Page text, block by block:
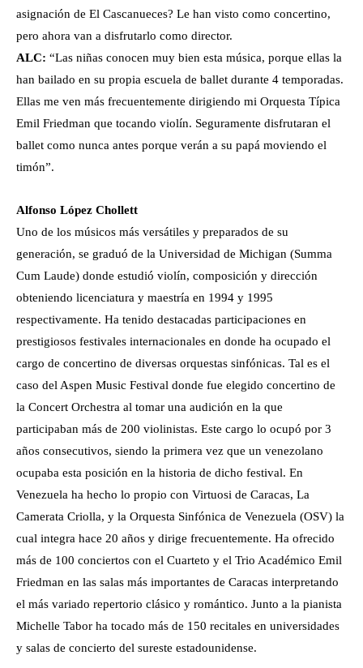
asignación de El Cascanueces? Le han visto como concertino,
pero ahora van a disfrutarlo como director.
ALC: “Las niñas conocen muy bien esta música, porque ellas la
han bailado en su propia escuela de ballet durante 4 temporadas.
Ellas me ven más frecuentemente dirigiendo mi Orquesta Típica
Emil Friedman que tocando violín. Seguramente disfrutaran el
ballet como nunca antes porque verán a su papá moviendo el
timón”.
Alfonso López Chollett
Uno de los músicos más versátiles y preparados de su
generación, se graduó de la Universidad de Michigan (Summa
Cum Laude) donde estudió violín, composición y dirección
obteniendo licenciatura y maestría en 1994 y 1995
respectivamente. Ha tenido destacadas participaciones en
prestigiosos festivales internacionales en donde ha ocupado el
cargo de concertino de diversas orquestas sinfónicas. Tal es el
caso del Aspen Music Festival donde fue elegido concertino de
la Concert Orchestra al tomar una audición en la que
participaban más de 200 violinistas. Este cargo lo ocupó por 3
años consecutivos, siendo la primera vez que un venezolano
ocupaba esta posición en la historia de dicho festival. En
Venezuela ha hecho lo propio con Virtuosi de Caracas, La
Camerata Criolla, y la Orquesta Sinfónica de Venezuela (OSV) la
cual integra hace 20 años y dirige frecuentemente. Ha ofrecido
más de 100 conciertos con el Cuarteto y el Trio Académico Emil
Friedman en las salas más importantes de Caracas interpretando
el más variado repertorio clásico y romántico. Junto a la pianista
Michelle Tabor ha tocado más de 150 recitales en universidades
y salas de concierto del sureste estadounidense.